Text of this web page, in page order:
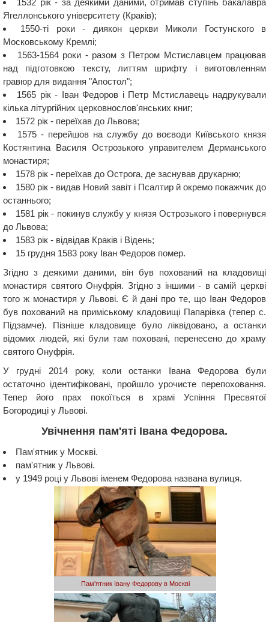
1532 рік - за деякими даними, отримав ступінь бакалавра
Ягеллонського університету (Краків);
1550-ті роки - диякон церкви Миколи Гостунского в
Московському Кремлі;
1563-1564 роки - разом з Петром Мстиславцем працював
над підготовкою тексту, литтям шрифту і виготовленням
гравюр для видання "Апостол";
1565 рік - Іван Федоров і Петр Мстиславець надрукували
кілька літургійних церковнослов'янських книг;
1572 рік - переїхав до Львова;
1575 - перейшов на службу до воєводи Київського князя
Костянтина Василя Острозького управителем Дерманського
монастиря;
1578 рік - переїхав до Острога, де заснував друкарню;
1580 рік - видав Новий завіт і Псалтир й окремо покажчик до
останнього;
1581 рік - покинув службу у князя Острозького і повернувся
до Львова;
1583 рік - відвідав Краків і Відень;
15 грудня 1583 року Іван Федоров помер.
Згідно з деякими даними, він був похований на кладовищі
монастиря святого Онуфрія. Згідно з іншими - в самій церкві
того ж монастиря у Львові. Є й дані про те, що Іван Федоров
був похований на приміському кладовищі Папарівка (тепер с.
Підзамче). Пізніше кладовище було ліквідовано, а останки
відомих людей, які були там поховані, перенесено до храму
святого Онуфрія.
У грудні 2014 року, коли останки Івана Федорова були
остаточно ідентифіковані, пройшло урочисте перепоховання.
Тепер його прах покоїться в храмі Успіння Пресвятої
Богородиці у Львові.
Увічнення пам'яті Івана Федорова.
Пам'ятник у Москві.
пам'ятник у Львові.
у 1949 році у Львові іменем Федорова названа вулиця.
Пам'ятник Івану Федорову в Москві